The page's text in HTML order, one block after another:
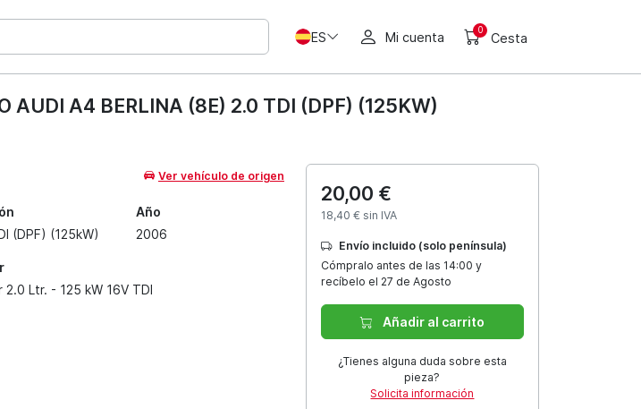
ES Mi cuenta 0
Cesta
AUDI A4 BERLINA (8E) 2.0 TDI (DPF) (125KW)
Ver vehículo de origen
(DPF) (125kW)
Año
2006
2.0 Ltr. - 125 kW 16V TDI
20,00 €
18,40 € sin IVA
Envío incluido (solo península)
Cómpralo antes de las 14:00 y
recíbelo el 27 de Agosto
Añadir al carrito
¿Tienes alguna duda sobre esta
pieza?
Solicita información